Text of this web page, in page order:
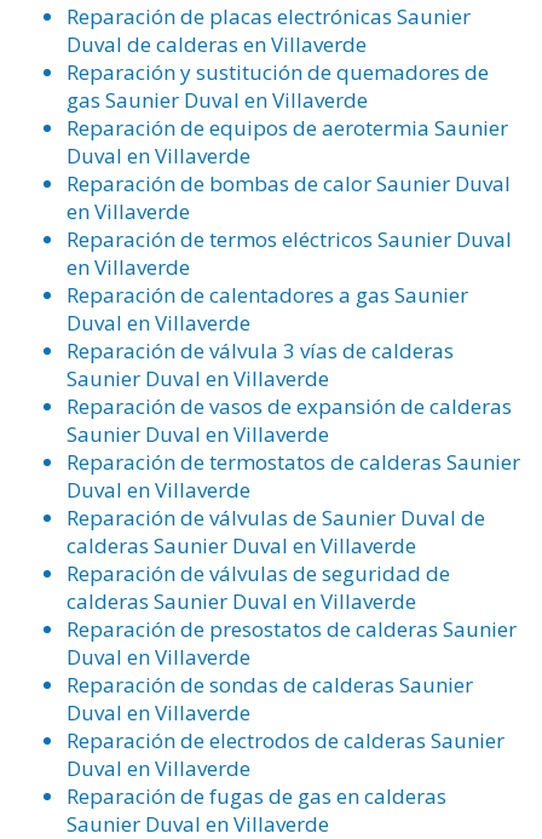
Reparación de placas electrónicas Saunier
Duval de calderas en Villaverde
Reparación y sustitución de quemadores de
gas Saunier Duval en Villaverde
Reparación de equipos de aerotermia Saunier
Duval en Villaverde
Reparación de bombas de calor Saunier Duval
en Villaverde
Reparación de termos eléctricos Saunier Duval
en Villaverde
Reparación de calentadores a gas Saunier
Duval en Villaverde
Reparación de válvula 3 vías de calderas
Saunier Duval en Villaverde
Reparación de vasos de expansión de calderas
Saunier Duval en Villaverde
Reparación de termostatos de calderas Saunier
Duval en Villaverde
Reparación de válvulas de Saunier Duval de
calderas Saunier Duval en Villaverde
Reparación de válvulas de seguridad de
calderas Saunier Duval en Villaverde
Reparación de presostatos de calderas Saunier
Duval en Villaverde
Reparación de sondas de calderas Saunier
Duval en Villaverde
Reparación de electrodos de calderas Saunier
Duval en Villaverde
Reparación de fugas de gas en calderas
Saunier Duval en Villaverde